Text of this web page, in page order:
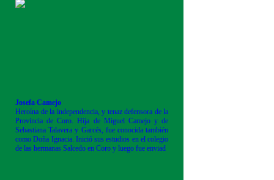
Josefa Camejo
Heroína de la independencia, y tenaz defensora de la
Provincia de Coro. Hija de Miguel Camejo y de
Sebastiana Talavera y Garcés, fue conocida también
como Doña Ignacia. Inició sus estudios en el colegio
de las hermanas Salcedo en Coro y luego fue enviad